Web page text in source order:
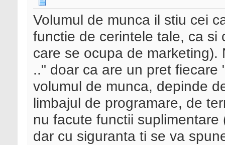
Volumul de munca il stiu cei
functie de cerintele tale, ca si
care se ocupa de
.." doar ca are un pret
volumul de munca, depinde
limbajul de programare, de
nu facute functii
dar cu siguranta ti se va